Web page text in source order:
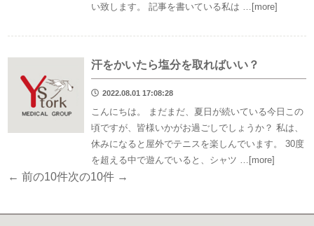
い致します。 記事を書いている私は …[more]
汗をかいたら塩分を取ればいい？
2022.08.01 17:08:28
こんにちは。 まだまだ、夏日が続いている今日この
頃ですが、皆様いかがお過ごしでしょうか？ 私は、
休みになると屋外でテニスを楽しんでいます。 30度
を超える中で遊んでいると、シャツ …[more]
← 前の10件次の10件 →